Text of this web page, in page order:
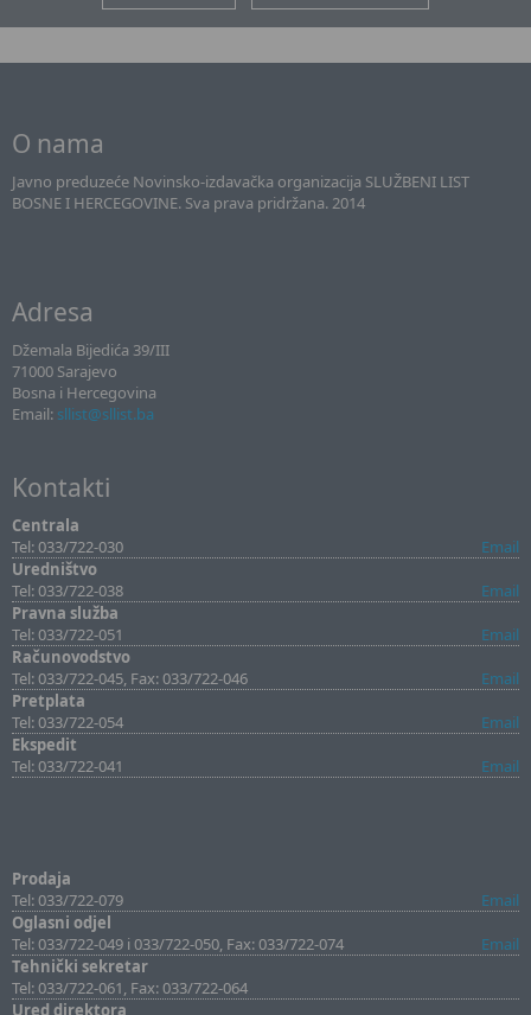
O nama
Javno preduzeće Novinsko-izdavačka organizacija SLUŽBENI LIST
BOSNE I HERCEGOVINE. Sva prava pridržana. 2014
Adresa
Džemala Bijedića 39/III
71000 Sarajevo
Bosna i Hercegovina
Email: sllist@sllist.ba
Kontakti
Centrala
Tel: 033/722-030
Email
Uredništvo
Tel: 033/722-038
Email
Pravna služba
Tel: 033/722-051
Email
Računovodstvo
Tel: 033/722-045, Fax: 033/722-046
Email
Pretplata
Tel: 033/722-054
Email
Ekspedit
Tel: 033/722-041
Email
Prodaja
Tel: 033/722-079
Email
Oglasni odjel
Tel: 033/722-049 i 033/722-050, Fax: 033/722-074
Email
Tehnički sekretar
Tel: 033/722-061, Fax: 033/722-064
Ured direktora